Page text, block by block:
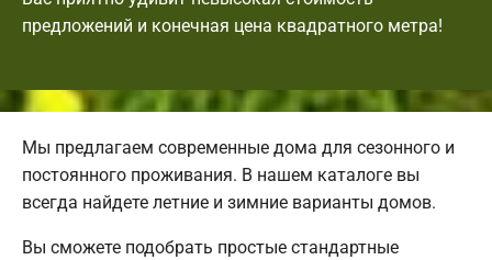
предложений и конечная цена квадратного метра!
Мы предлагаем современные дома для сезонного и
постоянного проживания. В нашем каталоге вы
всегда найдете летние и зимние варианты домов.
Вы сможете подобрать простые стандартные